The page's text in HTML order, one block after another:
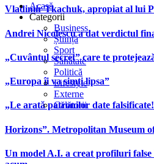
Vladimir Tkachuk, apropiat al lui
Andrei Nicolescu a dat verdictul
„Cuvântul secret” care te
„Europa îi va simți lipsa”
„Le arată patronilor date
Horizons”. Metropolitan Museum
Un model A.I. a creat profiluri false
Acasă
Categorii
Business
Știință
Sport
Sănătate
Politică
Lifestyle
Externe
Călătorii